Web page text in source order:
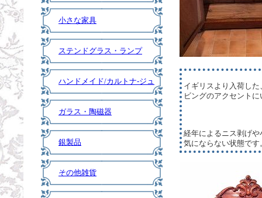
小さな家具
ステンドグラス・ランプ
ハンドメイド/カルトナ-ジュ
ガラス・陶磁器
銀製品
その他雑貨
イギリスより入荷し
ビングのアクセント
経年によるニス剥げ
気にならない状態です